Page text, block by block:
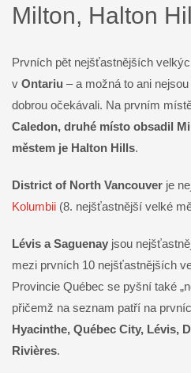
Milton, Halton
Prvních pět nejšťastnějších
v Ontariu – a možná to ani
dobrou očekávali. Na prvním
Caledon, druhé místo obsadil
městem je Halton Hills.
District of North Vancouver je
Kolumbii (8. nejšťastnější velké
Lévis a Saguenay jsou
mezi prvních 10 nejšťastnějších
Provincie Québec se pyšní také
přičemž na seznam patří na
Hyacinthe, Québec City, Lévis,
Rivières.